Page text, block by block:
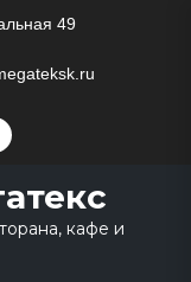
49
DZEN
кафе и